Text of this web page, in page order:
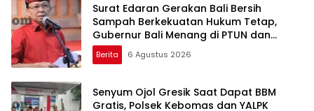
Surat Edaran Gerakan Bali Bersih
Sampah Berkekuatan Hukum Tetap,
Gubernur Bali Menang di PTUN dan
Banding
Berita 6 Agustus 2026
Senyum Ojol Gresik Saat Dapat BBM
Gratis, Polsek Kebomas dan YALPK